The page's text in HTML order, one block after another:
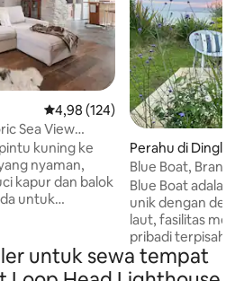
Nilai rata-rata 4,98 dari 5, 124
4,98 (124)
Sea View
kuning ke
nyaman,
kapur dan balok
untuk
kering abad ke
penuh cinta,
Perahu di Dingle
Blue Boat,
Blue Boat adalah
unik dengan dek
laut, fasilitas
pribadi terpisah di
Gunung
dengan jalan-
untuk sewa tempat